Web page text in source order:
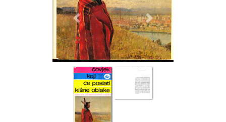
Previous Next